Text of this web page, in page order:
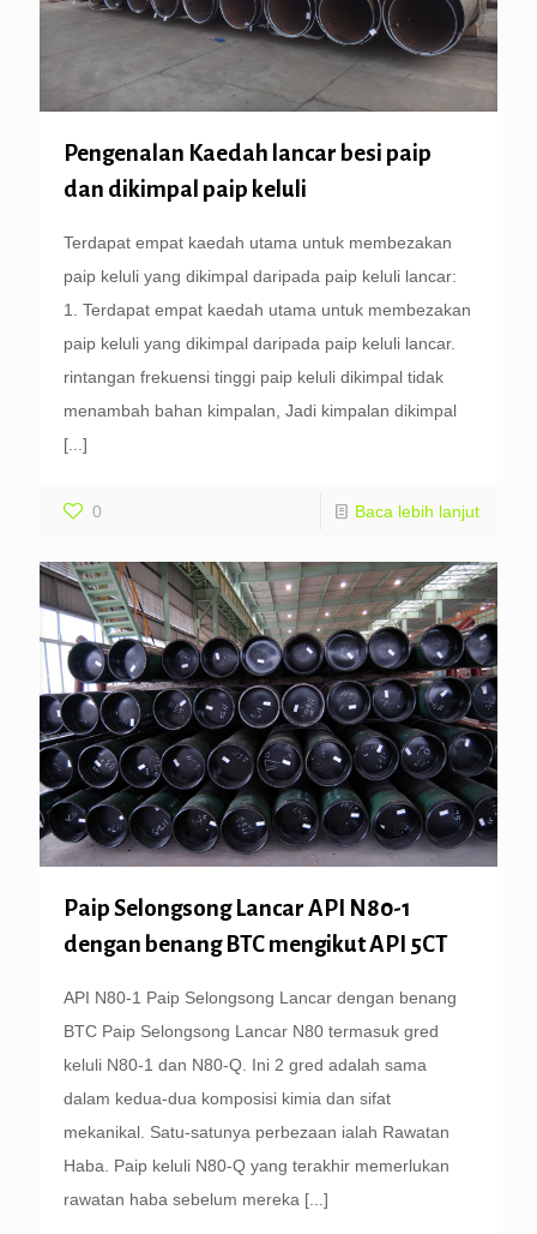
Pengenalan Kaedah lancar besi paip
dan dikimpal paip keluli
Terdapat empat kaedah utama untuk membezakan
paip keluli yang dikimpal daripada paip keluli lancar:
1. Terdapat empat kaedah utama untuk membezakan
paip keluli yang dikimpal daripada paip keluli lancar.
rintangan frekuensi tinggi paip keluli dikimpal tidak
menambah bahan kimpalan, Jadi kimpalan dikimpal
[...]
0 Baca lebih lanjut
Paip Selongsong Lancar API N80-1
dengan benang BTC mengikut API 5CT
API N80-1 Paip Selongsong Lancar dengan benang
BTC Paip Selongsong Lancar N80 termasuk gred
keluli N80-1 dan N80-Q. Ini 2 gred adalah sama
dalam kedua-dua komposisi kimia dan sifat
mekanikal. Satu-satunya perbezaan ialah Rawatan
Haba. Paip keluli N80-Q yang terakhir memerlukan
rawatan haba sebelum mereka [...]